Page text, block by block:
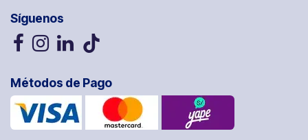
Síguenos
Métodos de Pago